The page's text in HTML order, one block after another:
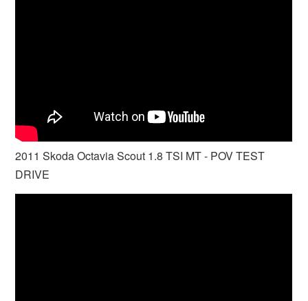
2011 Skoda Octavia Scout 1.8 TSI MT - POV TEST
DRIVE